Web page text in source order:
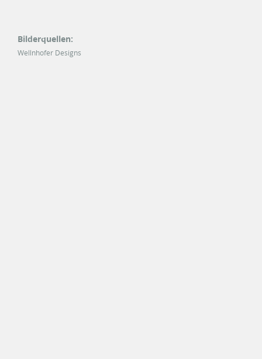
Bilderquellen:
Wellnhofer Designs